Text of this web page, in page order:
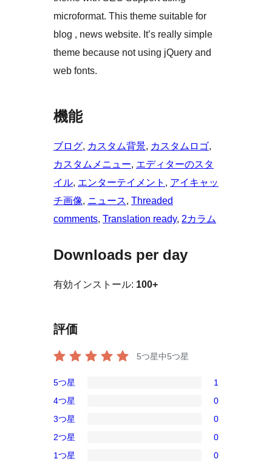
microformat. This theme suitable for
blog , news website. It’s really simple
theme because not using jQuery and
web fonts.
機能
ブログ, カスタム背景, カスタムロゴ
カスタムメニュー, エディターのスタ
イル, エンターテイメント , アイキャッ
チ画像, ニュース, Threaded
comments, Translation ready, 2カラム
Downloads per day
有効インストール: 100+
評価
5つ星中5つ星
5-
星
レ
ビ
5つ星 1
4-
星
レ
4つ星 0
3-
星
3つ星 0
2-
2つ星 0
1つ星 0